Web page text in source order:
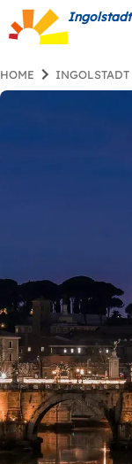
Ingolstadt
HOME INGOLSTADT